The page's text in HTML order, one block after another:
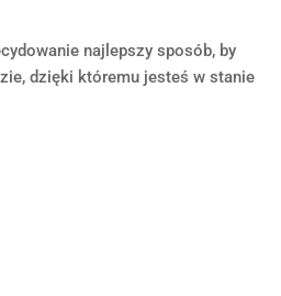
najlepszy sposób, by
dzięki któremu jesteś w stanie